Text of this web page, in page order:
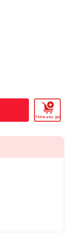
Thêm vào giỏ